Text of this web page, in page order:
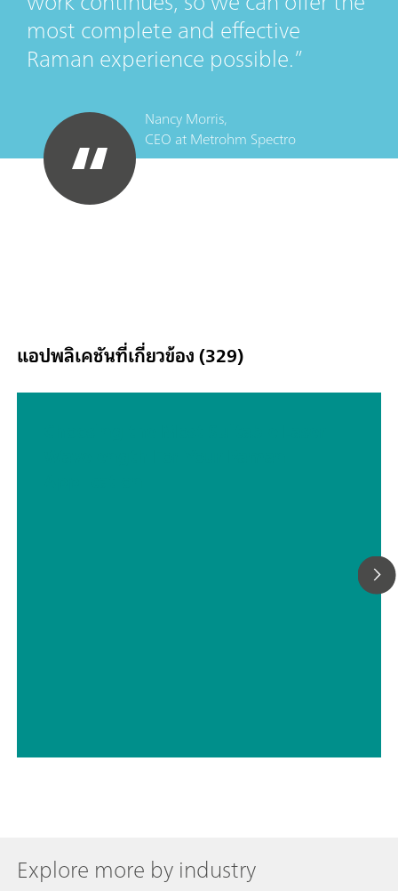
most complete and effective
Raman experience possible.
Nancy Morris,
CEO atMetrohm Spectro
แอปพลิเคชันที่เกี่ยวข้อง (329)
Explore more by industry